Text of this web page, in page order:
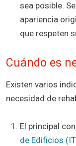
sea posible.
apariencia
que respeten
Cuándo es
Existen varios
necesidad de
El principal
de Edificios